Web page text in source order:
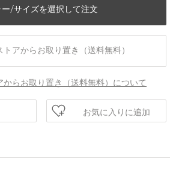
ー/サイズを選択して注文
トアからお取り置き（送料無料）
からお取り置き（送料無料）について
お気に入りに追加